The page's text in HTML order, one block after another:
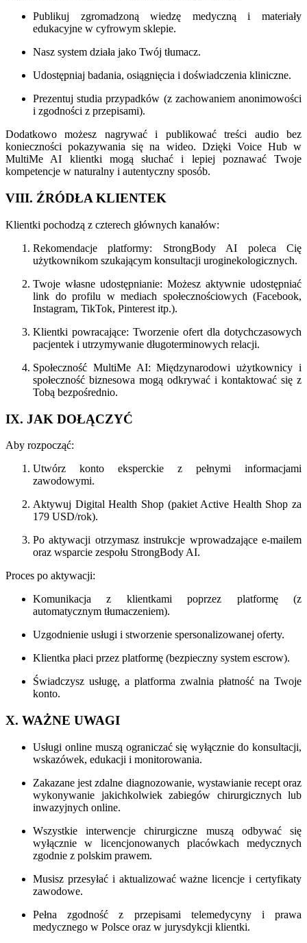
Publikuj zgromadzoną wiedzę medyczną i materiały
edukacyjne w cyfrowym sklepie.
Nasz system działa jako Twój tłumacz.
Udostępniaj badania, osiągnięcia i doświadczenia kliniczne.
Prezentuj studia przypadków (z zachowaniem anonimowości
i zgodności z przepisami).
Dodatkowo możesz nagrywać i publikować treści audio bez
konieczności pokazywania się na wideo. Dzięki Voice Hub w
MultiMe AI klientki mogą słuchać i lepiej poznawać Twoje
kompetencje w naturalny i autentyczny sposób.
VIII. ŹRÓDŁA KLIENTEK
Klientki pochodzą z czterech głównych kanałów:
Rekomendacje platformy: StrongBody AI poleca Cię
użytkownikom szukającym konsultacji uroginekologicznych.
Twoje własne udostępnianie: Możesz aktywnie udostępniać
link do profilu w mediach społecznościowych (Facebook,
Instagram, TikTok, Pinterest itp.).
Klientki powracające: Tworzenie ofert dla dotychczasowych
pacjentek i utrzymywanie długoterminowych relacji.
Społeczność MultiMe AI: Międzynarodowi użytkownicy i
społeczność biznesowa mogą odkrywać i kontaktować się z
Tobą bezpośrednio.
IX. JAK DOŁĄCZYĆ
Aby rozpocząć:
Utwórz konto eksperckie z pełnymi informacjami
zawodowymi.
Aktywuj Digital Health Shop (pakiet Active Health Shop za
179 USD/rok).
Po aktywacji otrzymasz instrukcje wprowadzające e-mailem
oraz wsparcie zespołu StrongBody AI.
Proces po aktywacji:
Komunikacja z klientkami poprzez platformę (z
automatycznym tłumaczeniem).
Uzgodnienie usługi i stworzenie spersonalizowanej oferty.
Klientka płaci przez platformę (bezpieczny system escrow).
Świadczysz usługę, a platforma zwalnia płatność na Twoje
konto.
X. WAŻNE UWAGI
Usługi online muszą ograniczać się wyłącznie do konsultacji,
wskazówek, edukacji i monitorowania.
Zakazane jest zdalne diagnozowanie, wystawianie recept oraz
wykonywanie jakichkolwiek zabiegów chirurgicznych lub
inwazyjnych online.
Wszystkie interwencje chirurgiczne muszą odbywać się
wyłącznie w licencjonowanych placówkach medycznych
zgodnie z polskim prawem.
Musisz przesyłać i aktualizować ważne licencje i certyfikaty
zawodowe.
Pełna zgodność z przepisami telemedycyny i prawa
medycznego w Polsce oraz w jurysdykcji klientki.